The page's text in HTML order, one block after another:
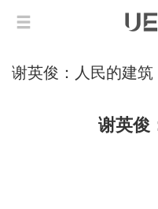
谢英俊：人民的建筑
谢英俊